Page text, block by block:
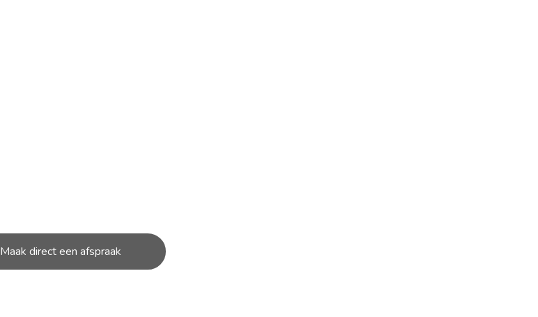
Maak direct een afspraak